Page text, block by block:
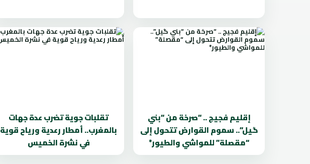
إقليم فجيج .. “صرخة من “بني
گيل”.. سموم القوارض تتحول إلى
“مقصلة” للمواشي والطيور*
تقلبات جوية تضرب عدة جهات
بالمغرب.. أمطار رعدية ورياح قوية
في نشرة الخميس